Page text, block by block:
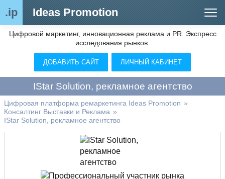
.ip Ideas Promotion
Сегменты рынка
Цифровой ремаркетинг (анализ рынка)
Видео
О нас
Контакты
Цифровой маркетинг, инновационная реклама и PR. Экспресс
исследования рынков.
ДОБАВИТЬ САЙТ ЛИЧНЫЙ КАБИНЕТ
IStar Solution, рекламное агентство
Цифровая платформа ремаркетинга Ideas Promotion »
Консалтинг Выставки и Реклама »
IStar Solution, рекламное агентство